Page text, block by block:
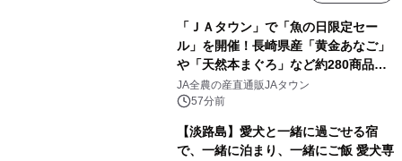
「ＪＡタウン」で「魚の日限定セー
ル」を開催！長崎県産「黄金あなご」
や「天然本まぐろ」など約280商品を
販売！～毎月１０日の定例企画～
JA全農の産直通販JAタウン
57分前
【淡路島】愛犬と一緒に過ごせる宿
で、一緒に泊まり、一緒にご飯 愛犬専